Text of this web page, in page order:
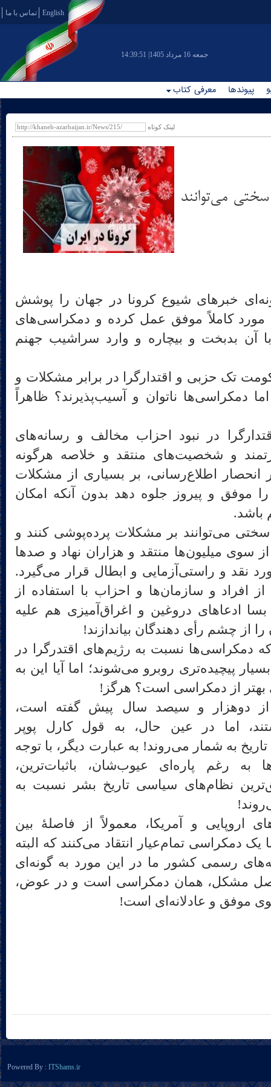
English تماس با ما
14:39:51 |جمعه 16 مرداد 1405
پیوندها معرفی کتاب
لینک کوتاه
می‌توانند
خبرهای شیوع کرونا در جهان را پوشش
کاملاً موفق عمل کرده و دمکراسی‌های
با آن بدبخت و بیچاره و وارد سراشیب جهنم
تک حزبی و اقتدارگرا در برابر مشکلات و
دمکراسی‌ها ناتوان و آسیب‌پذیرند؟ ظاهراً
در نبود احزاب مخالف و رسانه‌های
و شخصیت‌های منتقد و خلاصه هرگونه
انحصار اطلاع‌رسانی، بر بسیاری از مشکلات
موفق و پیروز جلوه دهد بدون آنکه امکان
باشد.
می‌توانند بر مشکلات پرده‌پوشی کنند و
سوی میلیون‌ها منتقد و هزاران نهاد و صدها
نقد و راستی‌آزمایی و ابطال قرار می‌گیرد.
افراد و سازمان‌ها و احزاب با استفاده از
ادعاهای دروغین و اغراق‌آمیزی هم علیه
از چشم رأی دهندگان بیاندازند!
نسبت به رژیم‌های اقتدرگرا در
پیچیده‌تری روبرو می‌شوند؛ اما آیا این به
بهتر از دمکراسی است؟ هرگز!
از دوهزار و سیصد سال پیش گفته است،
اما در عین حال، به قول کارل پوپر
به شمار می‌روند! به عبارت دیگر، با توجه
به رغم پاره‌ای عیوب‌شان، باثبات‌ترین،
نظام‌های سیاسی تاریخ بشر نسبت به
اروپایی و آمریکا، معمولاً از فاصلۀ بین
دمکراسی تمام‌عیار انتقاد می‌کنند که البته
رسمی کشور ما در این مورد به گونه‌ای
مشکل، همان دمکراسی است و در عوض،
موفق و عادلانه‌ای است!
Powered By : ITShams.ir